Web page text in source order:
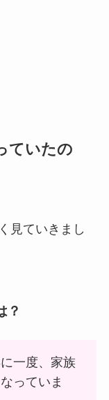
ていたの
見ていきまし
？
一度、家族
っていま